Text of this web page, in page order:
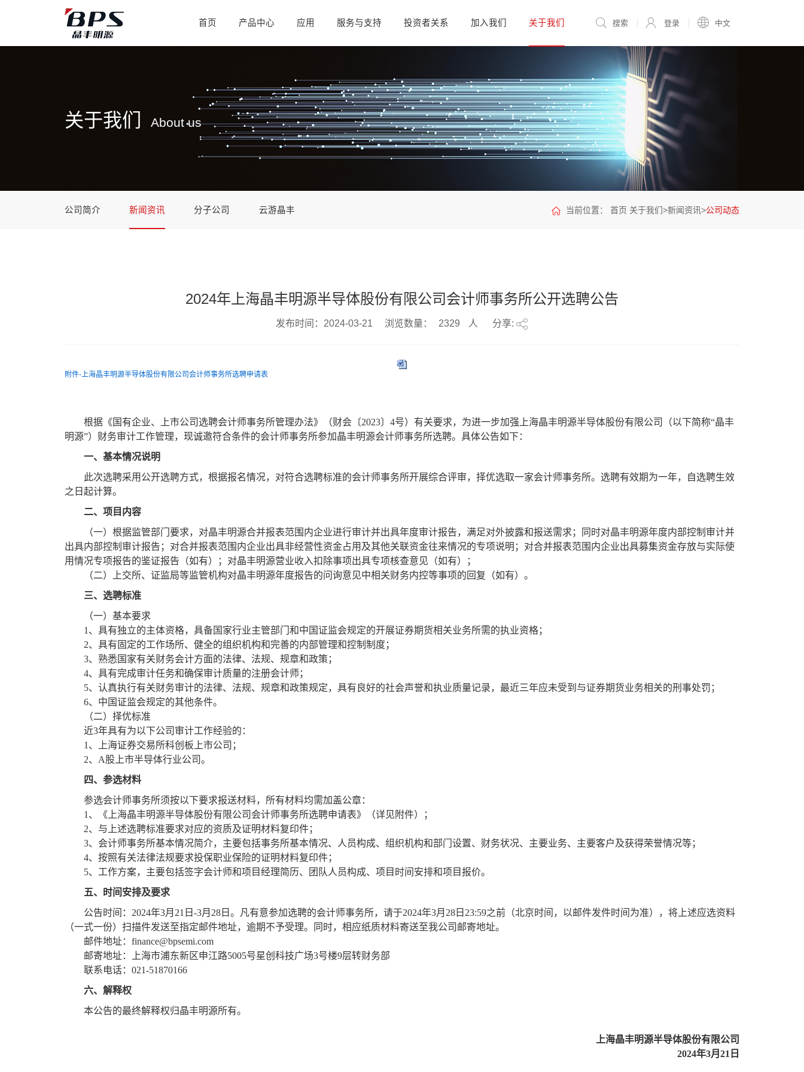
搜索 登录 中文
首页 产品中心 应用 服务与支持 投资者关系 加入我们 关于我们
关于我们 About us
公司简介 新闻资讯 分子公司 云游晶丰 当前位置：首页 关于我们>新闻资讯>公司动态
2024年上海晶丰明源半导体股份有限公司会计师事务所公开选聘公告
发布时间：2024-03-21 浏览数量： 2329 人 分享:
附件-上海晶丰明源半导体股份有限公司会计师事务所选聘申请表
根据《国有企业、上市公司选聘会计师事务所管理办法》（财会〔2023〕 4号）有关要求，为进一步加强上海晶丰明源半导体股份有限公司（以下简称“晶丰
明源”）财务审计工作管理，现诚邀符合条件的会计师事务所参加晶丰明源会计师事务所选聘。具体公告如下：
一、基本情况说明
此次选聘采用公开选聘方式，根据报名情况，对符合选聘标准的会计师事务所开展综合评审，择优选取一家会计师事务所。选聘有效期为一年，自选聘生效
之日起计算。
二、项目内容
（一）根据监管部门要求，对晶丰明源合并报表范围内企业进行审计并出具年度审计报告，满足对外披露和报送需求；同时对晶丰明源年度内部控制审计并
出具内部控制审计报告；对合并报表范围内企业出具非经营性资金占用及其他关联资金往来情况的专项说明；对合并报表范围内企业出具募集资金存放与实际使
用情况专项报告的鉴证报告（如有）；对晶丰明源营业收入扣除事项出具专项核查意见（如有）；
（二）上交所、证监局等监管机构对晶丰明源年度报告的问询意见中相关财务内控等事项的回复（如有）。
三、选聘标准
（一）基本要求
1 、具有独立的主体资格，具备国家行业主管部门和中国证监会规定的开展证券期货相关业务所需的执业资格；
2、具有固定的工作场所、健全的组织机构和完善的内部管理和控制制度；
3、熟悉国家有关财务会计方面的法律、法规、规章和政策；
4、具有完成审计任务和确保审计质量的注册会计师；
5、认真执行有关财务审计的法律、法规、规章和政策规定，具有良好的社会声誉和执业质量记录，最近三年应未受到与证券期货业务相关的刑事处罚；
6、中国证监会规定的其他条件。
（二）择优标准
近3年具有为以下公司审计工作经验的：
1 、上海证券交易所科创板上市公司；
2、 A股上市半导体行业公司。
四、参选材料
参选会计师事务所须按以下要求报送材料，所有材料均需加盖公章：
1 、《上海晶丰明源半导体股份有限公司会计师事务所选聘申请表》（详见附件）；
2、与上述选聘标准要求对应的资质及证明材料复印件；
3、会计师事务所基本情况简介，主要包括事务所基本情况、人员构成、组织机构和部门设置、财务状况、主要业务、主要客户及获得荣誉情况等；
4、按照有关法律法规要求投保职业保险的证明材料复印件；
5、工作方案，主要包括签字会计师和项目经理简历、团队人员构成、项目时间安排和项目报价。
五、时间安排及要求
公告时间： 2024年3月 21 日 -3月 28日。凡有意参加选聘的会计师事务所，请于2024年3月 28日 23:59之前（北京时间，以邮件发件时间为准），将上述应选资料
（一式一份）扫描件发送至指定邮件地址，逾期不予受理。同时，相应纸质材料寄送至我公司邮寄地址。
邮件地址： finance@bpsemi.com
邮寄地址：上海市浦东新区申江路5005号星创科技广场3号楼9层转财务部
联系电话： 021-51870166
六、解释权
本公告的最终解释权归晶丰明源所有。
上海晶丰明源半导体股份有限公司
2024年3月21 日